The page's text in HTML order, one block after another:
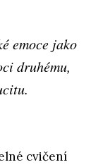
emoce jako
druhému,
cvičení